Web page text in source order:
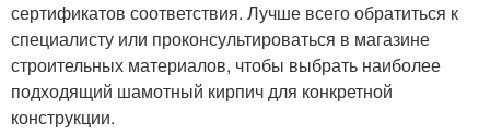
сертификатов соответствия. Лучше всего обратиться к
специалисту или проконсультироваться в магазине
строительных материалов, чтобы выбрать наиболее
подходящий шамотный кирпич для конкретной
конструкции.